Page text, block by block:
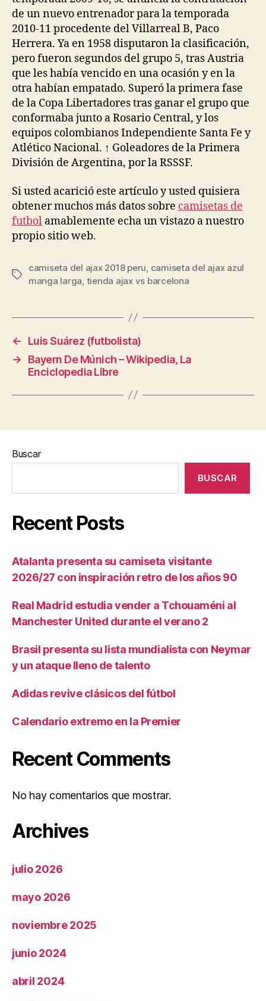
de un nuevo entrenador para la temporada
2010-11 procedente del Villarreal B, Paco
Herrera. Ya en 1958 disputaron la clasificación,
pero fueron segundos del grupo 5, tras Austria
que les había vencido en una ocasión y en la
otra habían empatado. Superó la primera fase
de la Copa Libertadores tras ganar el grupo que
conformaba junto a Rosario Central, y los
equipos colombianos Independiente Santa Fe y
Atlético Nacional. ↑ Goleadores de la Primera
División de Argentina, por la RSSSF.
Si usted acarició este artículo y usted quisiera
obtener muchos más datos sobre camisetas de
futbol amablemente echa un vistazo a nuestro
propio sitio web.
Etiquetas
camiseta del ajax 2018 peru camiseta del ajax azul
manga larga tienda ajax vs barcelona
←
Luis Suárez (futbolista)
→
Bayern De Múnich – Wikipedia, La
Enciclopedia Libre
Buscar
BUSCAR
Recent Posts
Atalanta presenta su camiseta visitante
2026/27 con inspiración retro de los años 90
Real Madrid estudia vender a Tchouaméni al
Manchester United durante el verano 2
Brasil presenta su lista mundialista con Neymar
y un ataque lleno de talento
Adidas revive clásicos del fútbol
Calendario extremo en la Premier
Recent Comments
No hay comentarios que mostrar.
Archives
julio 2026
mayo 2026
noviembre 2025
junio 2024
abril 2024